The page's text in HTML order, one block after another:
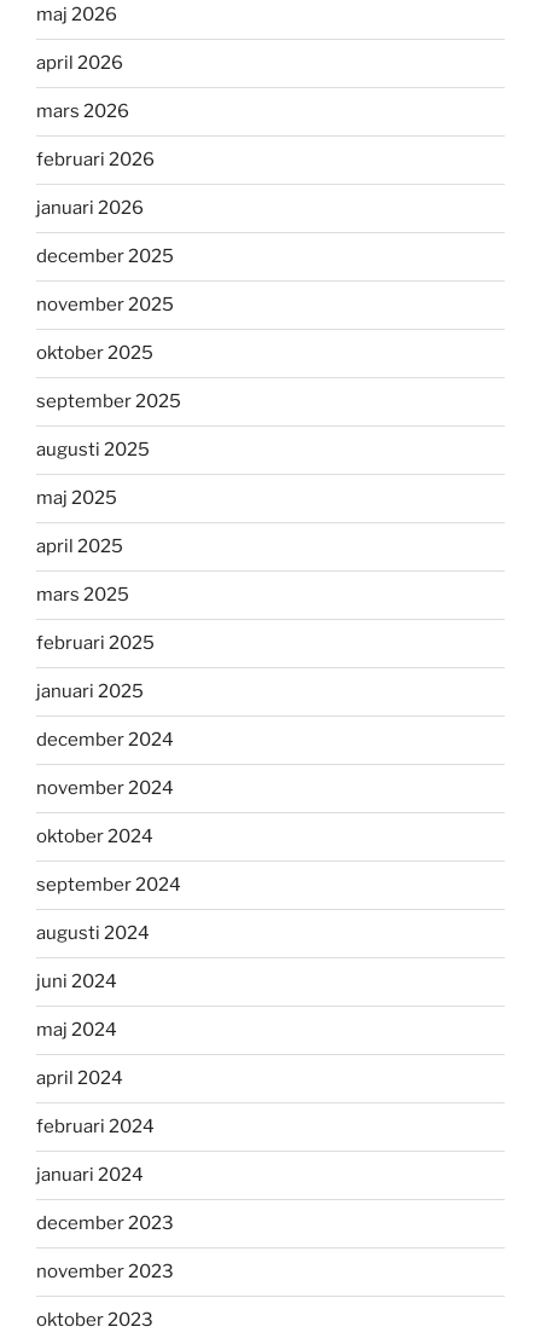
maj 2026
april 2026
mars 2026
februari 2026
januari 2026
december 2025
november 2025
oktober 2025
september 2025
augusti 2025
maj 2025
april 2025
mars 2025
februari 2025
januari 2025
december 2024
november 2024
oktober 2024
september 2024
augusti 2024
juni 2024
maj 2024
april 2024
februari 2024
januari 2024
december 2023
november 2023
oktober 2023